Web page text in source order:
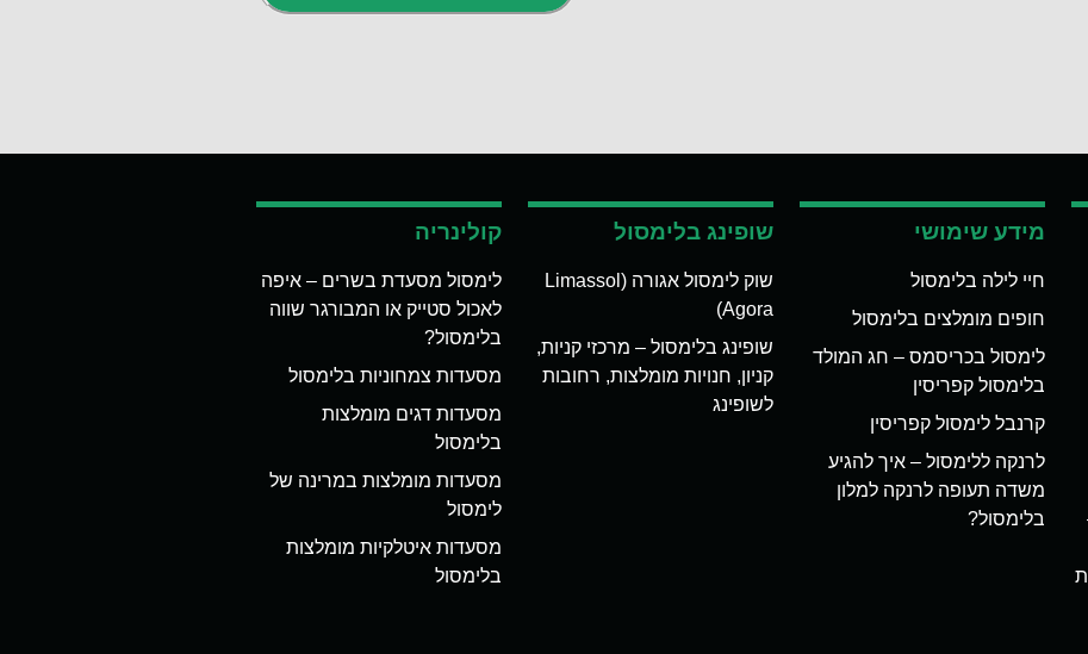
מידע שימושי
חיי לילה בלימסול
חופים מומלצים בלימסול
לימסול בכריסמס – חג המולד
בלימסול קפריסין
קרנבל לימסול קפריסין
לרנקה ללימסול – איך להגיע
משדה תעופה לרנקה למלון
בלימסול?
שופינג בלימסול
שוק לימסול אגורה (Limassol
Agora)
שופינג בלימסול – מרכזי קניות,
קניון, חנויות מומלצות, רחובות
לשופינג
קולינריה
לימסול מסעדת בשרים – איפה
לאכול סטייק או המבורגר שווה
בלימסול?
מסעדות צמחוניות בלימסול
מסעדות דגים מומלצות
בלימסול
מסעדות מומלצות במרינה של
לימסול
מסעדות איטלקיות מומלצות
בלימסול